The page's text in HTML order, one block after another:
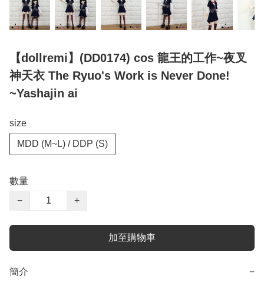
【dollremi】(DD0174) cos 龍王的工作~夜叉
神天衣 The Ryuo's Work is Never Done!
~Yashajin ai
size
MDD (M~L) / DDP (S)
數量
−
+
加至購物車
簡介 −